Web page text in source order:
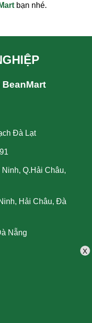
bạn nhé.
X
Đà Lạt
Q.Hải Châu,
Hải Châu, Đà
Nẵng